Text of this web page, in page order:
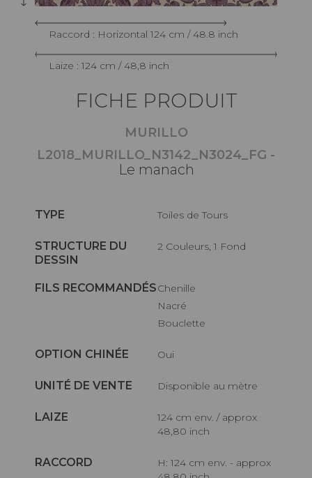
Raccord : Horizontal 124 cm / 48.8 inch
Laize : 124 cm / 48,8 inch
FICHE PRODUIT
MURILLO
L2018_MURILLO_N3142_N3024_FG -
Le manach
TYPE Toiles de Tours
STRUCTURE DU
DESSIN
2 Couleurs, 1 Fond
FILS RECOMMANDÉS
Chenille
Nacré
Bouclette
OPTION CHINÉE Oui
UNITÉ DE VENTE Disponible au mètre
LAIZE
124 cm env. / approx
48,80 inch
RACCORD
H: 124 cm env. - approx